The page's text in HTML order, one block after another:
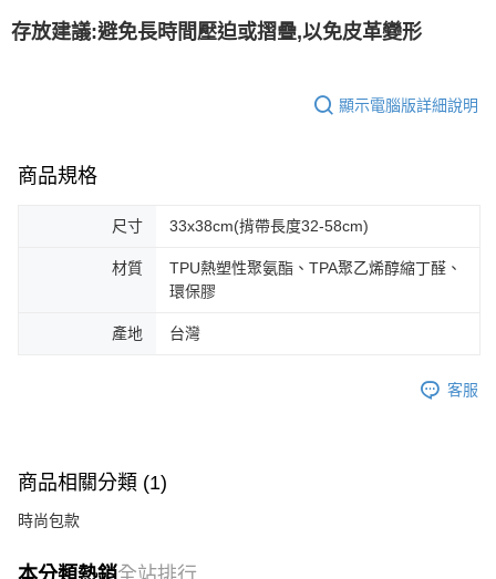
存放建議:避免長時間壓迫或摺疊,以免皮革變形
顯示電腦版詳細說明
商品規格
尺寸 33x38cm(揹帶長度32-58cm)
材質
TPU熱塑性聚氨酯、TPA聚乙烯醇縮丁醛、
環保膠
產地 台灣
客服
商品相關分類 (1)
時尚包款
本分類熱銷全站排行